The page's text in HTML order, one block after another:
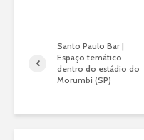
Santo Paulo Bar |
Espaço temático
dentro do estádio do
Morumbi (SP)